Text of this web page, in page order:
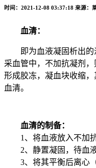
时间：2021-12-08 03:37:18 来源：
血清：
即为血液凝固析出的
采血管中，不加抗凝剂，
形成胶冻，凝血块收缩
血清。
血清的制备：
1、将血液放入不加抗
2、静置凝固，待血
3、将其平衡后离心（